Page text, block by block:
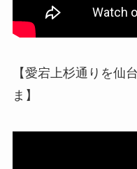
【愛宕上杉通りを仙
ま】